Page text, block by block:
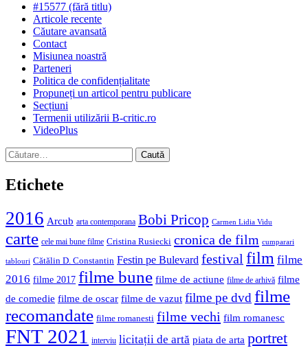
#15577 (fără titlu)
Articole recente
Căutare avansată
Contact
Misiunea noastră
Parteneri
Politica de confidențialitate
Propuneți un articol pentru publicare
Secțiuni
Termenii utilizării B-critic.ro
VideoPlus
Caută
după:
Etichete
2016 Arcub arta contemporana Bobi Pricop Carmen Lidia Vidu
carte cele mai bune filme Cristina Rusiecki cronica de film cumparari
tablouri Cătălin D. Constantin Festin pe Bulevard festival film filme
2016 filme 2017 filme bune filme de actiune filme de arhivă filme
de comedie filme de oscar filme de vazut filme pe dvd filme
recomandate filme romanesti filme vechi film romanesc
FNT 2021 interviu licitații de artă piata de arta portret